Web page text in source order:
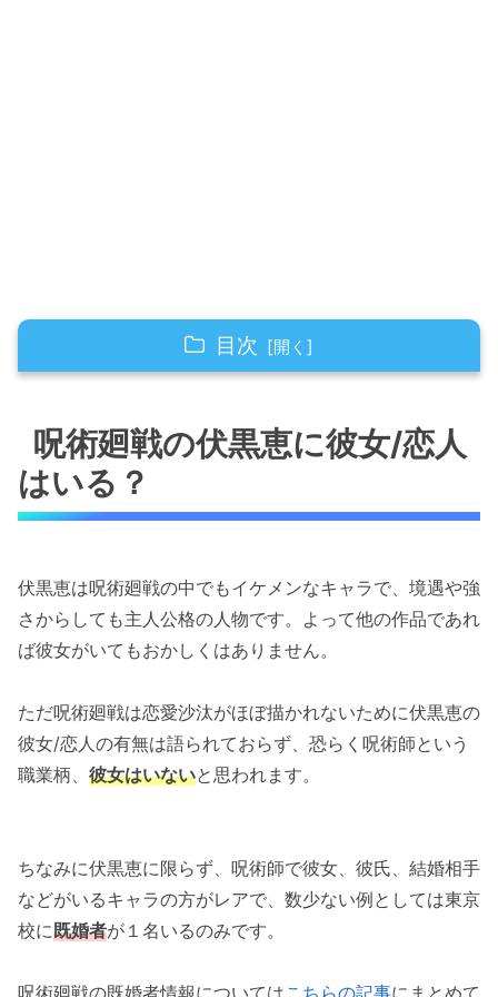
目次
呪術廻戦の伏黒恵の彼女/恋人候補を考察！
伏黒恵の彼女候補：釘崎野薔薇（くぎさき
のばら）
い）
伏黒恵の彼女候補：伏黒津美紀（ふしぐろ
つみき）
女話にノリノリ笑
呪術廻戦の伏黒恵に彼女フラグ？アニメ第23話
術廻戦】」まとめ
呪術廻戦の伏黒恵に彼女/恋人
はいる？
伏黒恵は呪術廻戦の中でもイケメンなキャラで、境遇や強
さからしても主人公格の人物です。よって他の作品であれ
ば彼女がいてもおかしくはありません。
ただ呪術廻戦は恋愛沙汰がほぼ描かれないために伏黒恵の
彼女/恋人の有無は語られておらず、恐らく呪術師という
職業柄、 彼女はいないと思われます。
ちなみに伏黒恵に限らず、呪術師で彼女、彼氏、結婚相手
などがいるキャラの方がレアで、数少ない例としては東京
校に既婚者が１名いるのみです。